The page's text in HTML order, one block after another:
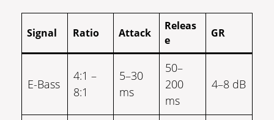
Signal Ratio Attack
Releas
e
GR
E-Bass
4:1 –
8:1
5–30
ms
50–
200
ms
4–8 dB